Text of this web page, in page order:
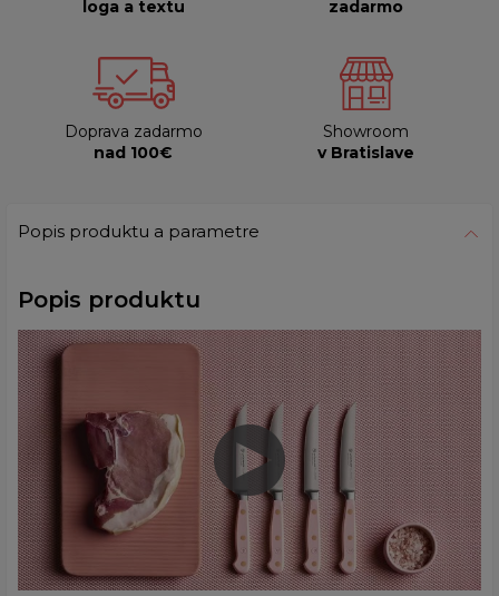
loga a textu zadarmo
Doprava zadarmo
nad 100€
Showroom
v Bratislave
Popis produktu a parametre
Popis produktu